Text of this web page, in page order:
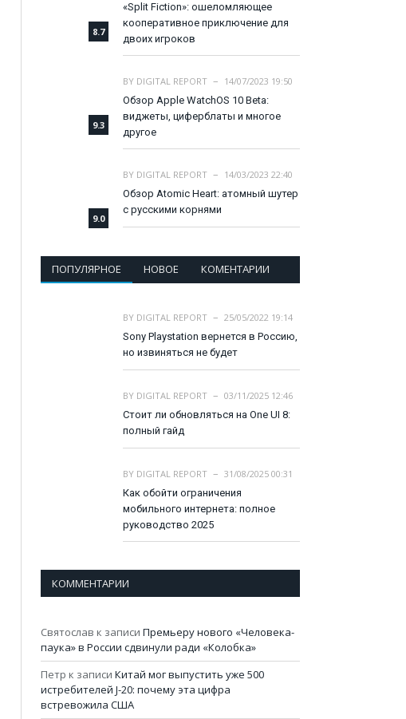
8.7
«Split Fiction»: ошеломляющее
кооперативное приключение для
двоих игроков
9.3
BY DIGITAL REPORT
14/07/2023 19:50
Обзор Apple WatchOS 10 Beta:
виджеты, циферблаты и многое
другое
9.0
BY DIGITAL REPORT
14/03/2023 22:40
Обзор Atomic Heart: атомный шутер
с русскими корнями
ПОПУЛЯРНОЕ НОВОЕ КОМЕНТАРИИ
BY DIGITAL REPORT
25/05/2022 19:14
Sony Playstation вернется в Россию,
но извиняться не будет
BY DIGITAL REPORT
03/11/2025 12:46
Стоит ли обновляться на One UI 8:
полный гайд
BY DIGITAL REPORT
31/08/2025 00:31
Как обойти ограничения
мобильного интернета: полное
руководство 2025
КОММЕНТАРИИ
Святослав к записи Премьеру нового «Человека-
паука» в России сдвинули ради «Колобка»
Петр к записи Китай мог выпустить уже 500
истребителей J-20: почему эта цифра
встревожила США